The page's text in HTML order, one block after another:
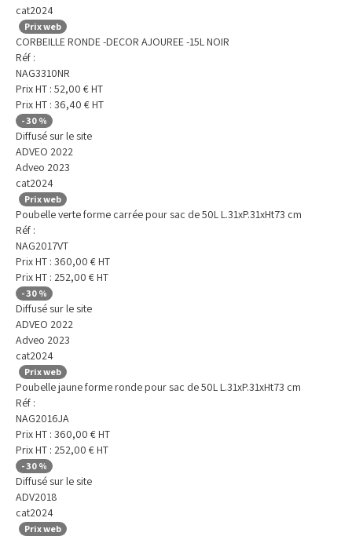
cat2024
Prix web
CORBEILLE RONDE -DECOR AJOUREE -15L NOIR
Réf :
NAG3310NR
Prix HT : 52,00 € HT
Prix HT : 36,40 € HT
-30 %
Diffusé sur le site
ADVEO 2022
Adveo 2023
cat2024
Prix web
Poubelle verte forme carrée pour sac de 50L L.31xP.31xHt73 cm
Réf :
NAG2017VT
Prix HT : 360,00 € HT
Prix HT : 252,00 € HT
-30 %
Diffusé sur le site
ADVEO 2022
Adveo 2023
cat2024
Prix web
Poubelle jaune forme ronde pour sac de 50L L.31xP.31xHt73 cm
Réf :
NAG2016JA
Prix HT : 360,00 € HT
Prix HT : 252,00 € HT
-30 %
Diffusé sur le site
ADV2018
cat2024
Prix web